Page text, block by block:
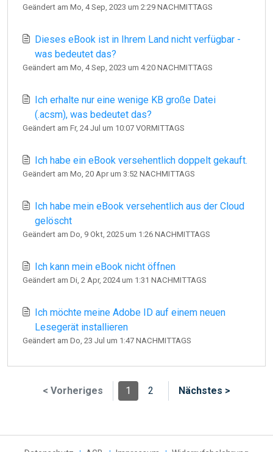
Geändert am Mo, 4 Sep, 2023 um 2:29 NACHMITTAGS
Dieses eBook ist in Ihrem Land nicht verfügbar -
was bedeutet das?
Geändert am Mo, 4 Sep, 2023 um 4:20 NACHMITTAGS
Ich erhalte nur eine wenige KB große Datei
(.acsm), was bedeutet das?
Geändert am Fr, 24 Jul um 10:07 VORMITTAGS
Ich habe ein eBook versehentlich doppelt gekauft.
Geändert am Mo, 20 Apr um 3:52 NACHMITTAGS
Ich habe mein eBook versehentlich aus der Cloud
gelöscht
Geändert am Do, 9 Okt, 2025 um 1:26 NACHMITTAGS
Ich kann mein eBook nicht öffnen
Geändert am Di, 2 Apr, 2024 um 1:31 NACHMITTAGS
Ich möchte meine Adobe ID auf einem neuen
Lesegerät installieren
Geändert am Do, 23 Jul um 1:47 NACHMITTAGS
< Vorheriges 1 2 Nächstes >